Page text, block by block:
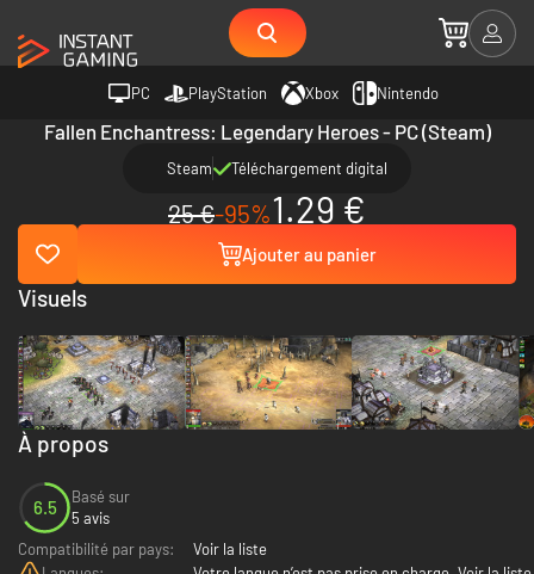
PC PlayStation Xbox Nintendo
Fallen Enchantress: Legendary Heroes - PC (Steam)
Steam Téléchargement digital
25 €-95%1.29 €
Ajouter au panier
À propos
6.5
Basé sur
5 avis
Compatibilité par pays:
Voir la liste
Visuels